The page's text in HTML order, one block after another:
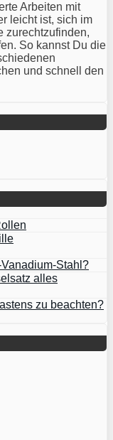
Arbeiten mit
leicht ist, sich im
zurechtzufinden,
So kannst Du die
und schnell den
Stahl?
alles
zu beachten?